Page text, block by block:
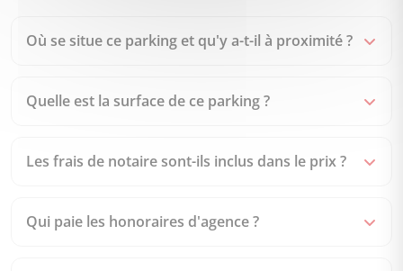
Où se situe ce parking et qu'y a-t-il à proximité ?
Quelle est la surface de ce parking ?
Les frais de notaire sont-ils inclus dans le prix ?
Qui paie les honoraires d'agence ?